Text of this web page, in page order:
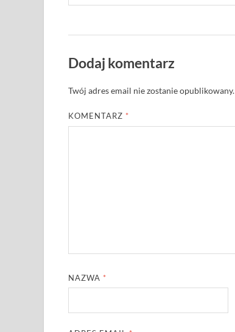
Dodaj komentarz
Twój adres email nie zostanie opublikowany.
KOMENTARZ *
NAZWA *